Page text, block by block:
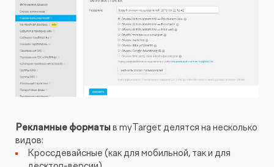
Рекламные форматыв myTarget делятся на несколько
видов:
Кроссдевайсные (как для мобильной, так и для